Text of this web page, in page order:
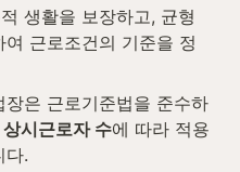
생활을 보장하고, 균형
근로조건의 기준을 정
은 근로기준법을 준수하
상시근로자 수에 따라 적용
다.